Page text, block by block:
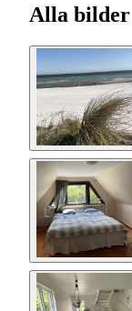
Alla bilder